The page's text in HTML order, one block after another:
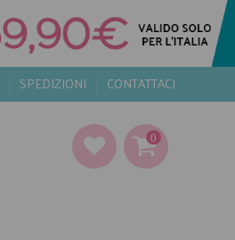
SPEDIZIONI CONTATTACI
0